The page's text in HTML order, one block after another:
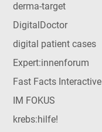
derma-target
DigitalDoctor
digital patient cases
Expert:innenforum
Fast Facts Interactive
IM FOKUS
krebs:hilfe!